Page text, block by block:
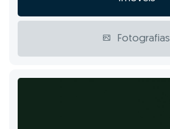
Fotografias